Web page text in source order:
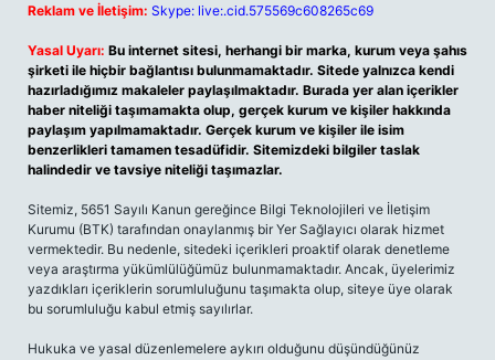
Reklam ve İletişim: Skype: live:.cid.575569c608265c69
Yasal Uyarı: Bu internet sitesi, herhangi bir marka, kurum veya şahıs
şirketi ile hiçbir bağlantısı bulunmamaktadır. Sitede yalnızca kendi
hazırladığımız makaleler paylaşılmaktadır. Burada yer alan içerikler
haber niteliği taşımamakta olup, gerçek kurum ve kişiler hakkında
paylaşım yapılmamaktadır. Gerçek kurum ve kişiler ile isim
benzerlikleri tamamen tesadüfidir. Sitemizdeki bilgiler taslak
halindedir ve tavsiye niteliği taşımazlar.
Sitemiz, 5651 Sayılı Kanun gereğince Bilgi Teknolojileri ve İletişim
Kurumu (BTK) tarafından onaylanmış bir Yer Sağlayıcı olarak hizmet
vermektedir. Bu nedenle, sitedeki içerikleri proaktif olarak denetleme
veya araştırma yükümlülüğümüz bulunmamaktadır. Ancak, üyelerimiz
yazdıkları içeriklerin sorumluluğunu taşımakta olup, siteye üye olarak
bu sorumluluğu kabul etmiş sayılırlar.
Hukuka ve yasal düzenlemelere aykırı olduğunu düşündüğünüz